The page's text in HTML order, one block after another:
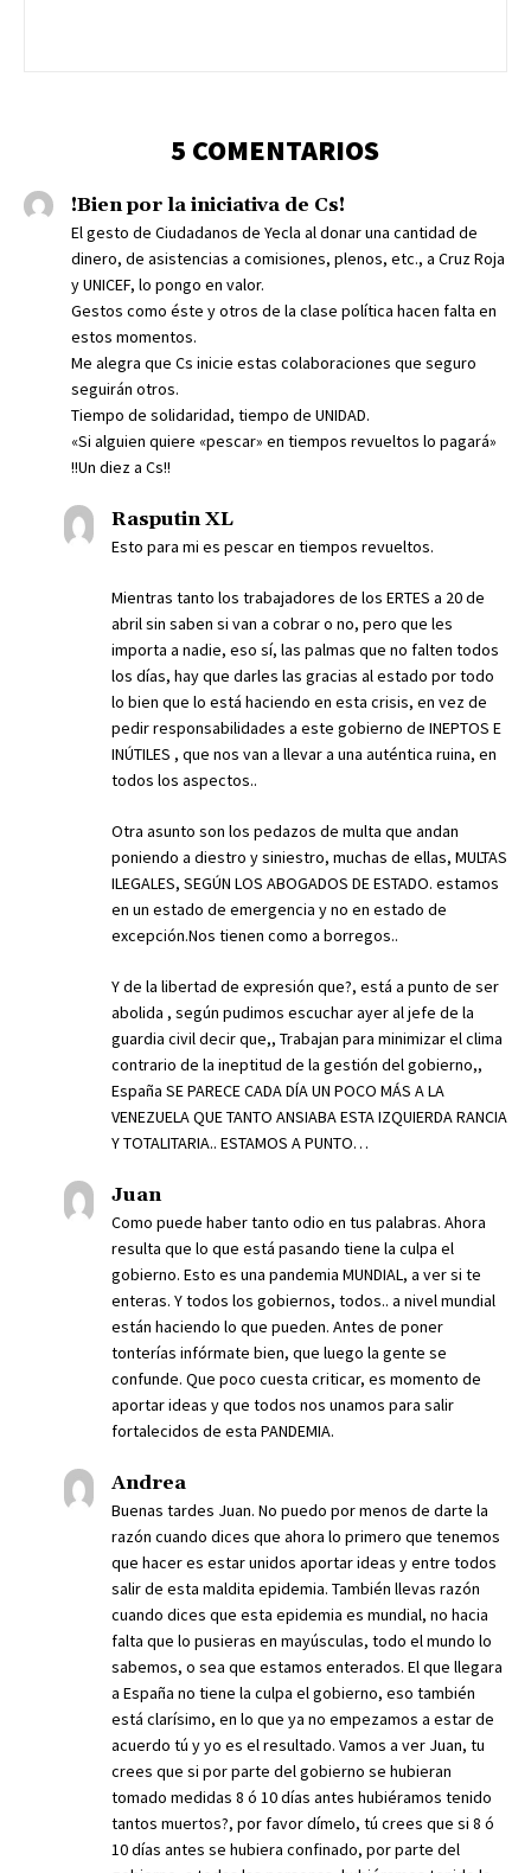
5 COMENTARIOS
!Bien por la iniciativa de Cs!
El gesto de Ciudadanos de Yecla al donar una cantidad de
dinero, de asistencias a comisiones, plenos, etc., a Cruz Roja
y UNICEF, lo pongo en valor.
Gestos como éste y otros de la clase política hacen falta en
estos momentos.
Me alegra que Cs inicie estas colaboraciones que seguro
seguirán otros.
Tiempo de solidaridad, tiempo de UNIDAD.
«Si alguien quiere «pescar» en tiempos revueltos lo pagará»
!!Un diez a Cs!!
Rasputin XL
Esto para mi es pescar en tiempos revueltos.
Mientras tanto los trabajadores de los ERTES a 20 de
abril sin saben si van a cobrar o no, pero que les
importa a nadie, eso sí, las palmas que no falten todos
los días, hay que darles las gracias al estado por todo
lo bien que lo está haciendo en esta crisis, en vez de
pedir responsabilidades a este gobierno de INEPTOS E
INÚTILES , que nos van a llevar a una auténtica ruina, en
todos los aspectos..
Otra asunto son los pedazos de multa que andan
poniendo a diestro y siniestro, muchas de ellas, MULTAS
ILEGALES, SEGÚN LOS ABOGADOS DE ESTADO. estamos
en un estado de emergencia y no en estado de
excepción.Nos tienen como a borregos..
Y de la libertad de expresión que?, está a punto de ser
abolida , según pudimos escuchar ayer al jefe de la
guardia civil decir que,, Trabajan para minimizar el clima
contrario de la ineptitud de la gestión del gobierno,,
España SE PARECE CADA DÍA UN POCO MÁS A LA
VENEZUELA QUE TANTO ANSIABA ESTA IZQUIERDA RANCIA
Y TOTALITARIA.. ESTAMOS A PUNTO…
Juan
Como puede haber tanto odio en tus palabras. Ahora
resulta que lo que está pasando tiene la culpa el
gobierno. Esto es una pandemia MUNDIAL, a ver si te
enteras. Y todos los gobiernos, todos.. a nivel mundial
están haciendo lo que pueden. Antes de poner
tonterías infórmate bien, que luego la gente se
confunde. Que poco cuesta criticar, es momento de
aportar ideas y que todos nos unamos para salir
fortalecidos de esta PANDEMIA.
Andrea
Buenas tardes Juan. No puedo por menos de darte la
razón cuando dices que ahora lo primero que tenemos
que hacer es estar unidos aportar ideas y entre todos
salir de esta maldita epidemia. También llevas razón
cuando dices que esta epidemia es mundial, no hacia
falta que lo pusieras en mayúsculas, todo el mundo lo
sabemos, o sea que estamos enterados. El que llegara
a España no tiene la culpa el gobierno, eso también
está clarísimo, en lo que ya no empezamos a estar de
acuerdo tú y yo es el resultado. Vamos a ver Juan, tu
crees que si por parte del gobierno se hubieran
tomado medidas 8 ó 10 días antes hubiéramos tenido
tantos muertos?, por favor dímelo, tú crees que si 8 ó
10 días antes se hubiera confinado, por parte del